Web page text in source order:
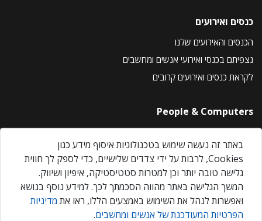
כנסים ואירועים
הכנסים והאירועים שלנו
נצפיתם בכנסי ואירועי אנשים ומחשבים
לקראת כנסים ואירועים קרובים
People & Computers
About Us
Privacy Policy
Contact Us
Our Events
באתר זה נעשה שימוש בטכנולוגיות איסוף מידע כגון
Cookies, לרבות על ידי צדדים שלישיים, כדי לספק לך חווית
גלישה טובה יותר וכן למטרות סטטיסטיקה, איפיון ושיווק.
המשך הגלישה באתר מהווה הסכמתך לכך. למידע נוסף בנושא
ואפשרות לנהל את השימוש באמצעים הללו, ראו את מדיניות
הפרטיות המעודכנת של אנשים ומחשבים.